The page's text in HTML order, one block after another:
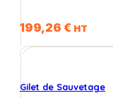
199,26 € HT
Gilet de Sauvetage